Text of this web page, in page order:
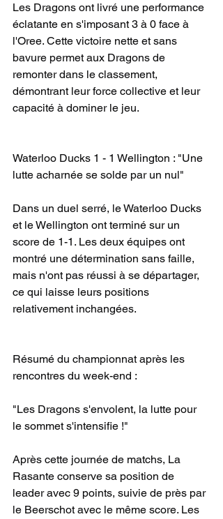
Les Dragons ont livré une performance
éclatante en s'imposant 3 à 0 face à
l'Oree. Cette victoire nette et sans
bavure permet aux Dragons de
remonter dans le classement,
démontrant leur force collective et leur
capacité à dominer le jeu.
Waterloo Ducks 1 - 1 Wellington : "Une
lutte acharnée se solde par un nul"
Dans un duel serré, le Waterloo Ducks
et le Wellington ont terminé sur un
score de 1-1. Les deux équipes ont
montré une détermination sans faille,
mais n'ont pas réussi à se départager,
ce qui laisse leurs positions
relativement inchangées.
Résumé du championnat après les
rencontres du week-end :
"Les Dragons s'envolent, la lutte pour
le sommet s'intensifie !"
Après cette journée de matchs, La
Rasante conserve sa position de
leader avec 9 points, suivie de près par
le Beerschot avec le même score. Les